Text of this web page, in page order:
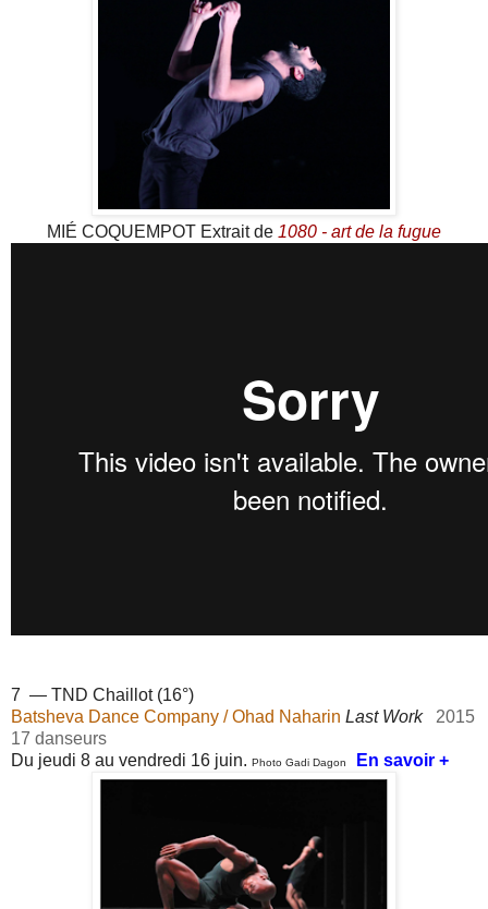
MIÉ COQUEMPOT Extrait de 1080 - art de la fugue
7 — TND Chaillot (16°)
Batsheva Dance Company / Ohad Naharin Last Work 2015
17 danseurs
Du jeudi 8 au vendredi 16 juin. Photo Gadi Dagon En savoir +